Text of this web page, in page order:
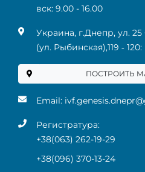
вск: 9.00 - 16.00
Украина, г.Днепр, ул.
(ул. Рыбинская),119 ‑ 120:
ПОСТРОИТЬ
Email:
Регистратура:
+38(063) 262-19-29
+38(096) 370-13-24